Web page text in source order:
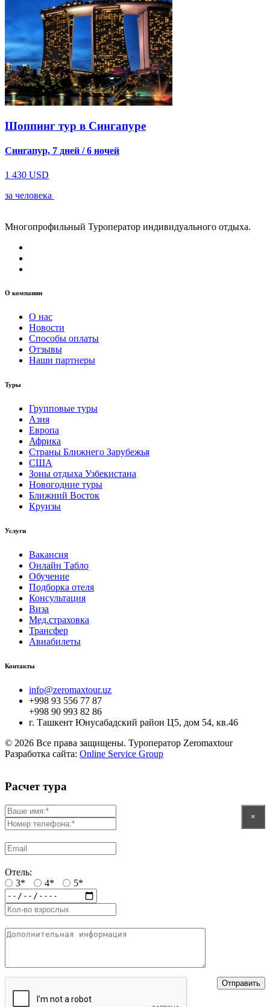
Шоппинг тур в Сингапуре
Сингапур, 7 дней / 6 ночей
1 430 USD
за человека
Многопрофильный Туроператор индивидуального отдыха.
О компании
О нас
Новости
Способы оплаты
Отзывы
Наши партнеры
Туры
Групповые туры
Азия
Европа
Африка
Страны Ближнего Зарубежья
США
Зоны отдыха Узбекистана
Новогодние туры
Ближний Восток
Круизы
Услуги
Вакансия
Онлайн Табло
Обучение
Подборка отеля
Консультация
Виза
Мед.страховка
Трансфер
Авиабилеты
Контакты
info@zeromaxtour.uz
+998 93 556 77 87
+998 90 993 82 86
г. Ташкент Юнусабадский район Ц5, дом 54, кв.46
© 2026 Все права защищены. Туроператор Zeromaxtour
Разработка сайта: Online Service Group
Расчет тура
×
Отель:
3*
4* 5*